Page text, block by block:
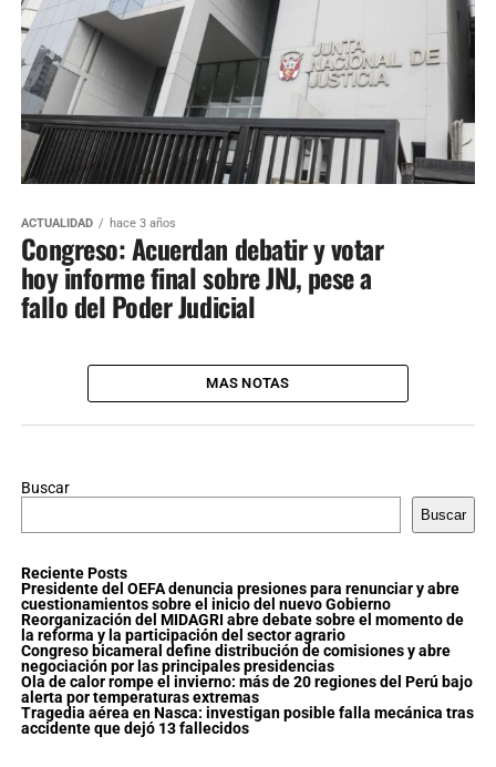
ACTUALIDAD hace 3 años
Congreso: Acuerdan debatir y votar
hoy informe final sobre JNJ, pese a
fallo del Poder Judicial
MAS NOTAS
Buscar
Buscar
Reciente Posts
Presidente del OEFA denuncia presiones para renunciar y abre
cuestionamientos sobre el inicio del nuevo Gobierno
Reorganización del MIDAGRI abre debate sobre el momento de
la reforma y la participación del sector agrario
Congreso bicameral define distribución de comisiones y abre
negociación por las principales presidencias
Ola de calor rompe el invierno: más de 20 regiones del Perú bajo
alerta por temperaturas extremas
Tragedia aérea en Nasca: investigan posible falla mecánica tras
accidente que dejó 13 fallecidos